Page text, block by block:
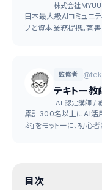
株式会社
日本最大級AIコミュニテ
プと資本業務提携。著
監修者
テキトー教
.AI 認定講師 /
累計300名以上にAI活
ぶ」をモットーに、初心
目次